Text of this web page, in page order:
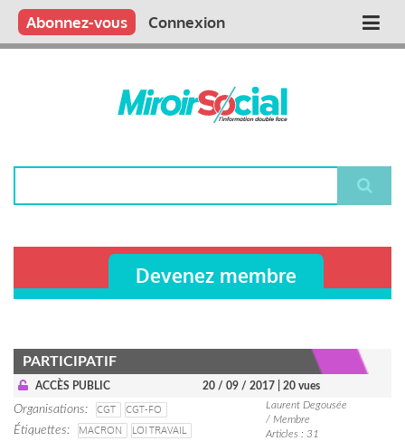
Aller
contenu
Main
Qui sommes nous ?
Vous publiez
Nous publions
Contactez-nous
Abonnez-vous Connexion
Devenez membre
PARTICIPATIF
ACCÈS PUBLIC 20 / 09 / 2017 | 20 vues
Organisations CGT
CGT-FO
Étiquettes
MACRON
LOI TRAVAIL
Laurent Degousée
/ Membre
Articles : 31